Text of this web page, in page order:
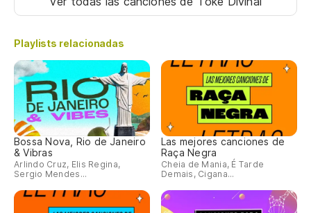
Playlists relacionadas
Bossa Nova, Rio de Janeiro
& Vibras
Arlindo Cruz, Elis Regina,
Sergio Mendes...
Las mejores canciones de
Raça Negra
Cheia de Mania, É Tarde
Demais, Cigana...